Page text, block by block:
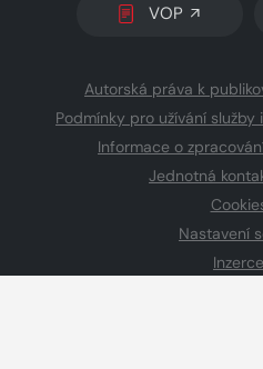
VOP
Autorská práva k
Podmínky pro užívání
Informace o
Jednotná
Nastavení
Inzerce